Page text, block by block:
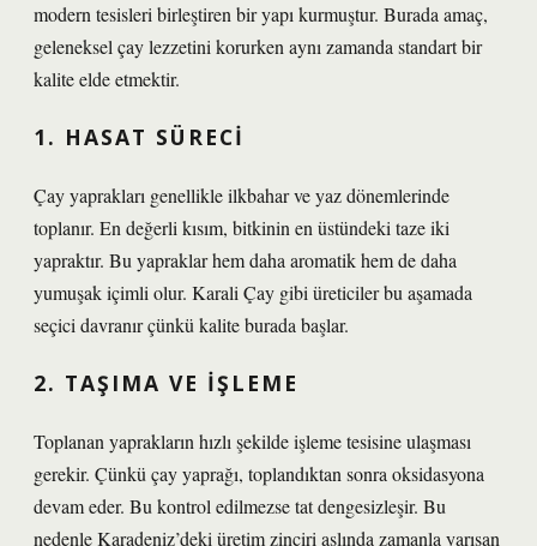
modern tesisleri birleştiren bir yapı kurmuştur. Burada amaç,
geleneksel çay lezzetini korurken aynı zamanda standart bir
kalite elde etmektir.
1. HASAT SÜRECI
Çay yaprakları genellikle ilkbahar ve yaz dönemlerinde
toplanır. En değerli kısım, bitkinin en üstündeki taze iki
yapraktır. Bu yapraklar hem daha aromatik hem de daha
yumuşak içimli olur. Karali Çay gibi üreticiler bu aşamada
seçici davranır çünkü kalite burada başlar.
2. TAŞIMA VE IŞLEME
Toplanan yaprakların hızlı şekilde işleme tesisine ulaşması
gerekir. Çünkü çay yaprağı, toplandıktan sonra oksidasyona
devam eder. Bu kontrol edilmezse tat dengesizleşir. Bu
nedenle Karadeniz’deki üretim zinciri aslında zamanla yarışan